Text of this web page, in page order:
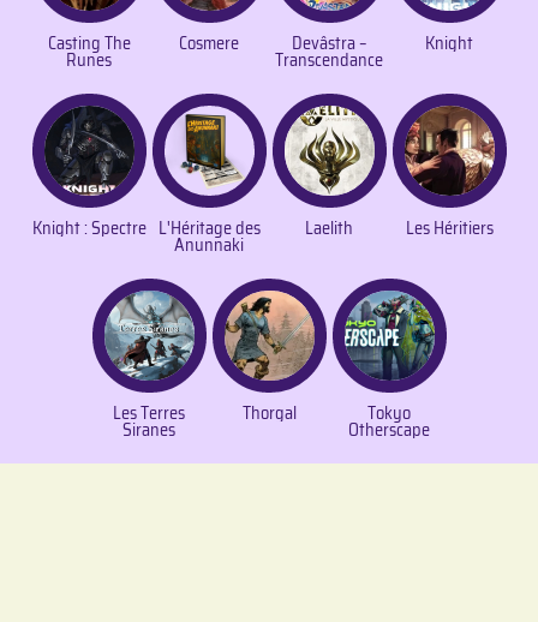
Casting The
Runes
Cosmere Devâstra –
Transcendance
Knight
Knight : Spectre L'Héritage des
Anunnaki
Laelith Les Héritiers
Les Terres
Siranes
Thorgal Tokyo
Otherscape